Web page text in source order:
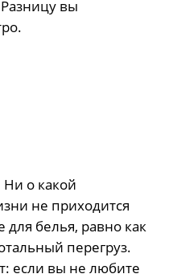
вы
Ни о какой
не приходится
для белья, равно как
перегруз.
если вы не любите